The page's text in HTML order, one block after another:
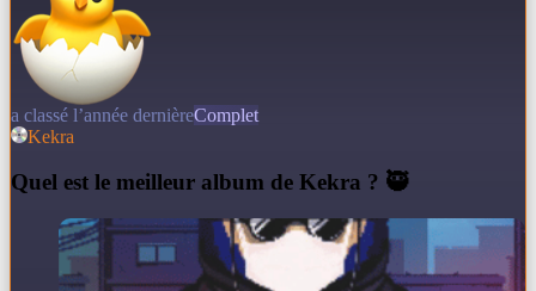
a classé l’année dernièreComplet
Kekra
Quel est le meilleur album de Kekra ? 🥷